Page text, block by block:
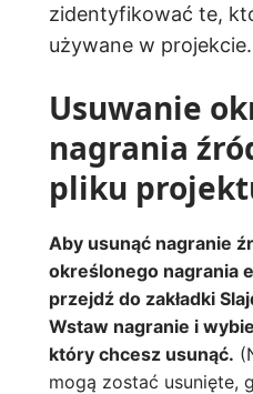
zidentyfikować te,
używane w projekcie.
Usuwanie
nagrania
pliku
Aby usunąć nagranie
określonego nagrania
przejdź do zakładki
Wstaw nagranie i
który chcesz usunąć.
mogą zostać usunięte,